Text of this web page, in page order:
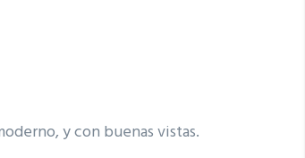
y con buenas vistas.